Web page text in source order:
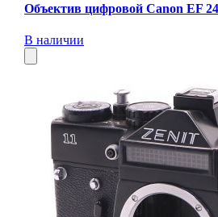
Объектив цифровой Canon EF
В наличии